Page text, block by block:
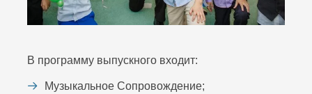
В программу выпускного входит:
Музыкальное Сопровождение;